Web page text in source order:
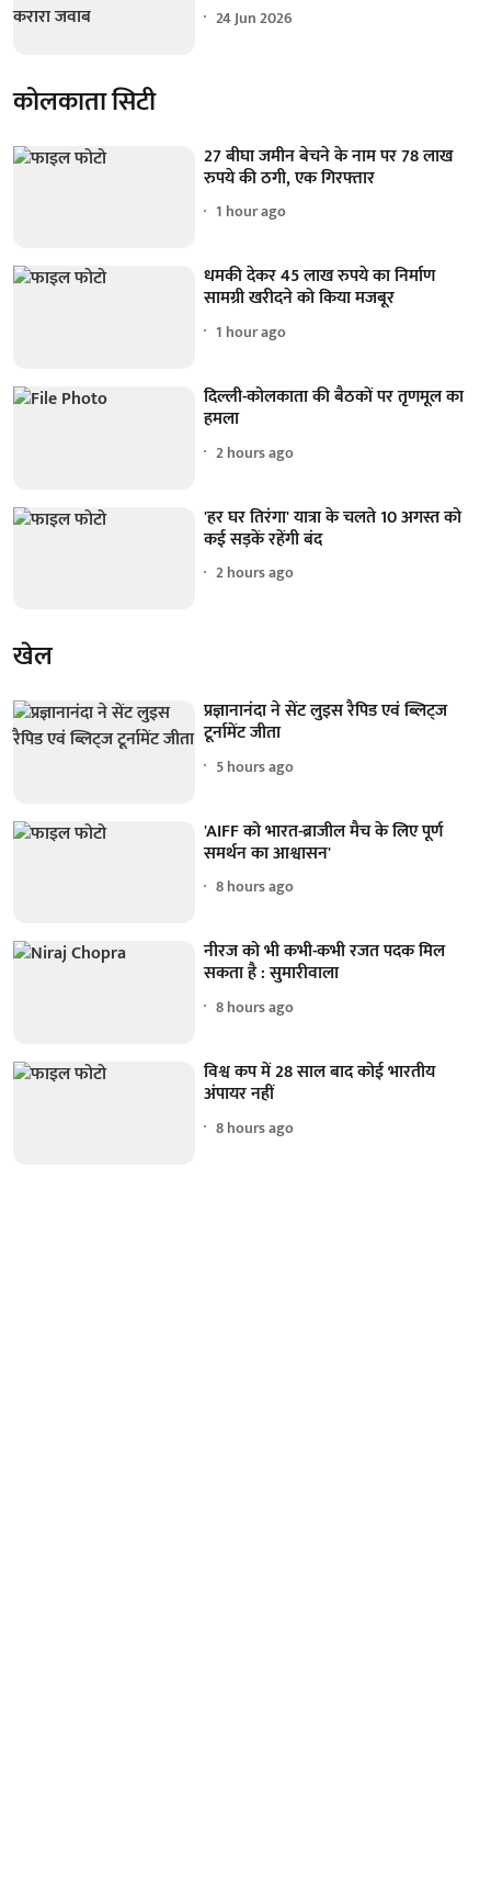
24 Jun 2026
कोलकाता सिटी
27 बीघा जमीन बेचने के नाम पर 78 लाख
रुपये की ठगी, एक गिरफ्तार
1 hour ago
धमकी देकर 45 लाख रुपये का निर्माण
सामग्री खरीदने को किया मजबूर
1 hour ago
दिल्ली-कोलकाता की बैठकों पर तृणमूल का
हमला
2 hours ago
'हर घर तिरंगा' यात्रा के चलते 10 अगस्त को
कई सड़कें रहेंगी बंद
2 hours ago
खेल
प्रज्ञानानंदा ने सेंट लुइस रैपिड एवं ब्लिट्ज
टूर्नामेंट जीता
5 hours ago
'AIFF को भारत-ब्राजील मैच के लिए पूर्ण
समर्थन का आश्वासन'
8 hours ago
नीरज को भी कभी-कभी रजत पदक मिल
सकता है : सुमारीवाला
8 hours ago
विश्व कप में 28 साल बाद कोई भारतीय
अंपायर नहीं
8 hours ago